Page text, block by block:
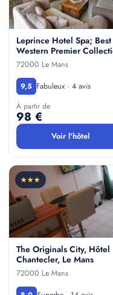
Leprince Hotel Spa; Best
Western Premier
72000 Le Mans
9,5 Fabuleux · 4 avis
À partir de
98 €
Voir l'hôtel
★★★
The Originals City, Hôtel
Chantecler, Le Mans
72000 Le Mans